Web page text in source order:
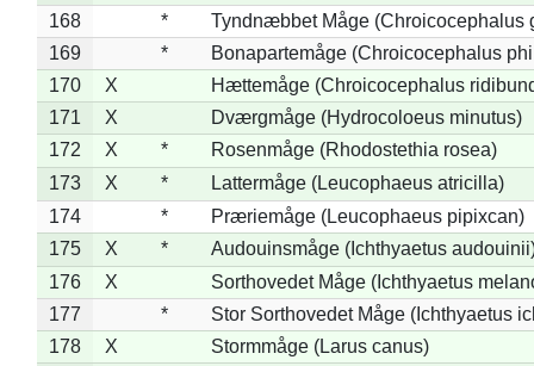
168
*
Tyndnæbbet Måge (Chroicocephalus
169
*
Bonapartemåge (Chroicocephalus
170
X
Hættemåge (Chroicocephalus
171
X
Dværgmåge (Hydrocoloeus minutus)
172
X *
Rosenmåge (Rhodostethia rosea)
173
X *
Lattermåge (Leucophaeus atricilla)
174
*
Præriemåge (Leucophaeus pipixcan)
175
X *
Audouinsmåge (Ichthyaetus
176
X
Sorthovedet Måge (Ichthyaetus
177
*
Stor Sorthovedet Måge (Ichthyaetus
178
X
Stormmåge (Larus canus)